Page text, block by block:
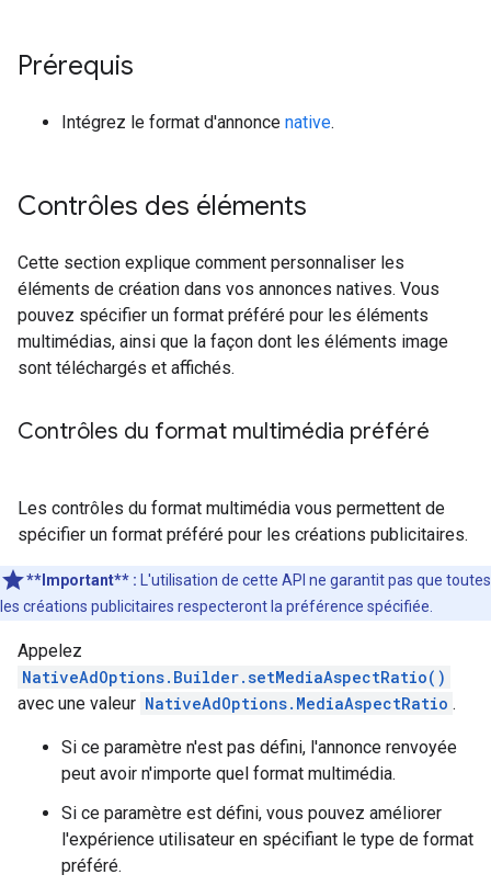
Prérequis
Intégrez le format d'annonce native.
Contrôles des éléments
Cette section explique comment personnaliser les
éléments de création dans vos annonces natives. Vous
pouvez spécifier un format préféré pour les éléments
multimédias, ainsi que la façon dont les éléments image
sont téléchargés et affichés.
Contrôles du format multimédia préféré
Les contrôles du format multimédia vous permettent de
spécifier un format préféré pour les créations publicitaires.
**Important** : L'utilisation de cette API ne garantit pas que toutes
les créations publicitaires respecteront la préférence spécifiée.
Appelez
NativeAdOptions.Builder.setMediaAspectRatio()
avec une valeur NativeAdOptions.MediaAspectRatio .
Si ce paramètre n'est pas défini, l'annonce renvoyée
peut avoir n'importe quel format multimédia.
Si ce paramètre est défini, vous pouvez améliorer
l'expérience utilisateur en spécifiant le type de format
préféré.